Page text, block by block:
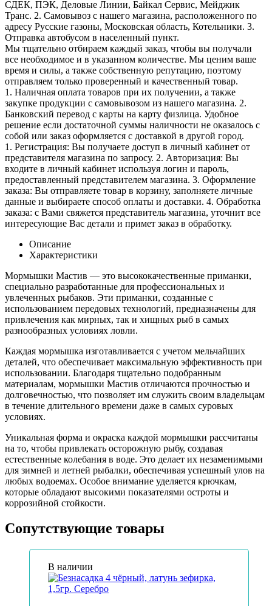
СДЕК, ПЭК, Деловые Линии, Байкал Сервис, Мейджик
Транс. 2. Самовывоз с нашего магазина, расположенного по
адресу Русские газоны, Московская область, Котельники. 3.
Отправка автобусом в населенный пункт.
Мы тщательно отбираем каждый заказ, чтобы вы получали
все необходимое и в указанном количестве. Мы ценим ваше
время и силы, а также собственную репутацию, поэтому
отправляем только проверенный и качественный товар.
1. Наличная оплата товаров при их получении, а также
закупке продукции с самовывозом из нашего магазина. 2.
Банковский перевод с карты на карту физлица. Удобное
решение если достаточной суммы наличности не оказалось с
собой или заказ оформляется с доставкой в другой город.
1. Регистрация: Вы получаете доступ в личный кабинет от
представителя магазина по запросу. 2. Авторизация: Вы
входите в личный кабинет используя логин и пароль,
предоставленный представителем магазина. 3. Оформление
заказа: Вы отправляете товар в корзину, заполняете личные
данные и выбираете способ оплаты и доставки. 4. Обработка
заказа: с Вами свяжется представитель магазина, уточнит все
интересующие Вас детали и примет заказ в обработку.
Описание
Характеристики
Мормышки Мастив — это высококачественные приманки,
специально разработанные для профессиональных и
увлеченных рыбаков. Эти приманки, созданные с
использованием передовых технологий, предназначены для
привлечения как мирных, так и хищных рыб в самых
разнообразных условиях ловли.
Каждая мормышка изготавливается с учетом мельчайших
деталей, что обеспечивает максимальную эффективность при
использовании. Благодаря тщательно подобранным
материалам, мормышки Мастив отличаются прочностью и
долговечностью, что позволяет им служить своим владельцам
в течение длительного времени даже в самых суровых
условиях.
Уникальная форма и окраска каждой мормышки рассчитаны
на то, чтобы привлекать осторожную рыбу, создавая
естественные колебания в воде. Это делает их незаменимыми
для зимней и летней рыбалки, обеспечивая успешный улов на
любых водоемах. Особое внимание уделяется крючкам,
которые обладают высокими показателями остроты и
коррозийной стойкости.
Сопутствующие товары
В наличии